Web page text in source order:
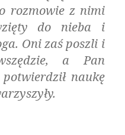
rozmowie z nimi
do nieba i
Oni zaś poszli i
a Pan
naukę